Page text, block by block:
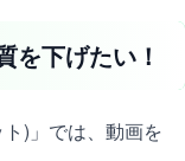
を下げたい！
)」では、動画を